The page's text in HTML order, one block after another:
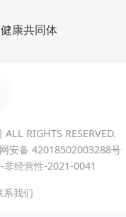
健康共同体
公司
RIGHTS RESERVED.
安备 42018502003288号
-非经营性-2021-0041
系我们